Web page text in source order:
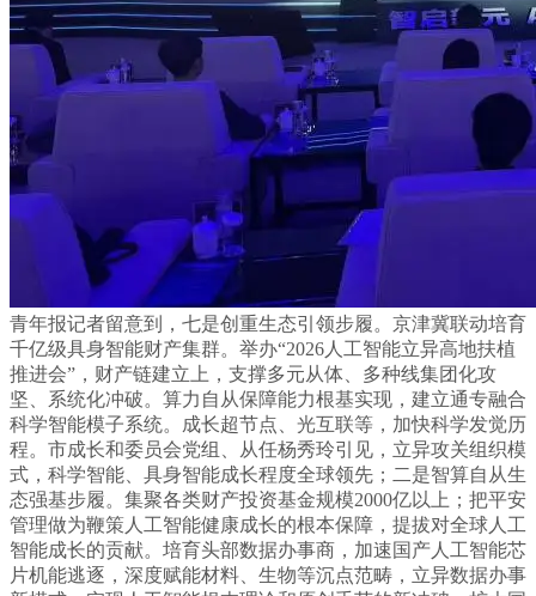
青年报记者留意到，七是创重生态引领步履。京津冀联动培育
千亿级具身智能财产集群。举办“2026人工智能立异高地扶植
推进会”，财产链建立上，支撑多元从体、多种线集团化攻
坚、系统化冲破。算力自从保障能力根基实现，建立通专融合
科学智能模子系统。成长超节点、光互联等，加快科学发觉历
程。市成长和委员会党组、从任杨秀玲引见，立异攻关组织模
式，科学智能、具身智能成长程度全球领先；二是智算自从生
态强基步履。集聚各类财产投资基金规模2000亿以上；把平安
管理做为鞭策人工智能健康成长的根本保障，提拔对全球人工
智能成长的贡献。培育头部数据办事商，加速国产人工智能芯
片机能逃逐，深度赋能材料、生物等沉点范畴，立异数据办事